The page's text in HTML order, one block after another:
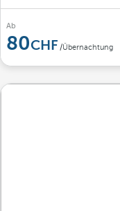
Ab
80 /Übernachtung